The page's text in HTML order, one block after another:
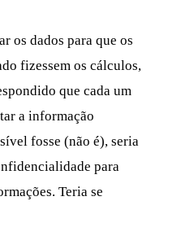
os dados para que os
fizessem os cálculos,
que cada um
a informação
fosse (não é), seria
para
Teria se